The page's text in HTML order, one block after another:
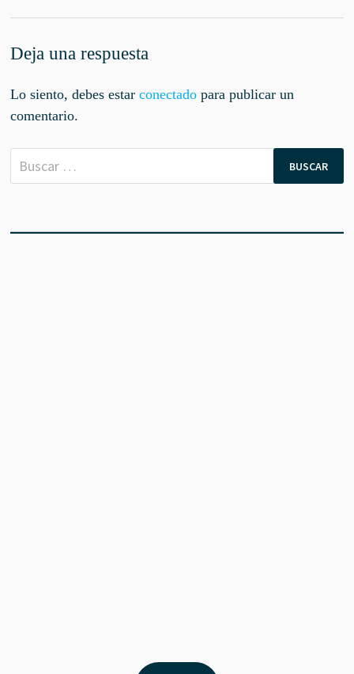
Deja una respuesta
Lo siento, debes estarconectado para publicar un
comentario.
Buscar: